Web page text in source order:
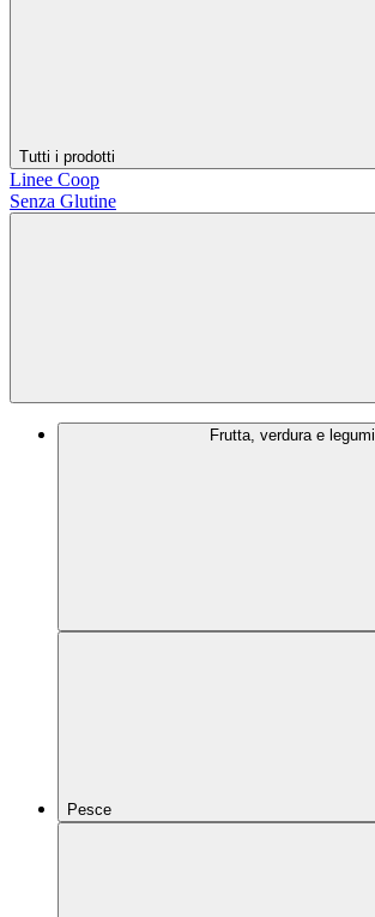
Tutti i prodotti
Linee Coop
Senza Glutine
Frutta, verdura e legumi
Pesce